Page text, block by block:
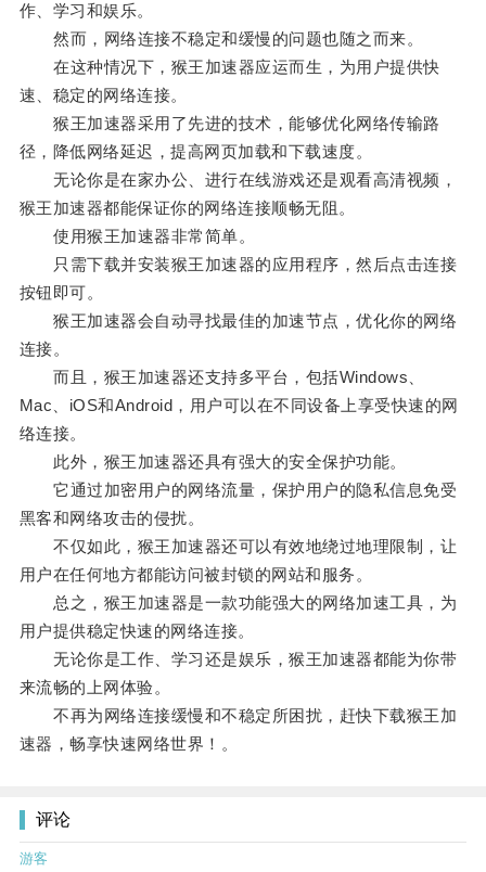
作、学习和娱乐。
然而，网络连接不稳定和缓慢的问题也随之而来。
在这种情况下，猴王加速器应运而生，为用户提供快
速、稳定的网络连接。
猴王加速器采用了先进的技术，能够优化网络传输路
径，降低网络延迟，提高网页加载和下载速度。
无论你是在家办公、进行在线游戏还是观看高清视频，
猴王加速器都能保证你的网络连接顺畅无阻。
使用猴王加速器非常简单。
只需下载并安装猴王加速器的应用程序，然后点击连接
按钮即可。
猴王加速器会自动寻找最佳的加速节点，优化你的网络
连接。
而且，猴王加速器还支持多平台，包括Windows、
Mac、iOS和Android，用户可以在不同设备上享受快速的网
络连接。
此外，猴王加速器还具有强大的安全保护功能。
它通过加密用户的网络流量，保护用户的隐私信息免受
黑客和网络攻击的侵扰。
不仅如此，猴王加速器还可以有效地绕过地理限制，让
用户在任何地方都能访问被封锁的网站和服务。
总之，猴王加速器是一款功能强大的网络加速工具，为
用户提供稳定快速的网络连接。
无论你是工作、学习还是娱乐，猴王加速器都能为你带
来流畅的上网体验。
不再为网络连接缓慢和不稳定所困扰，赶快下载猴王加
速器，畅享快速网络世界！。
评论
游客